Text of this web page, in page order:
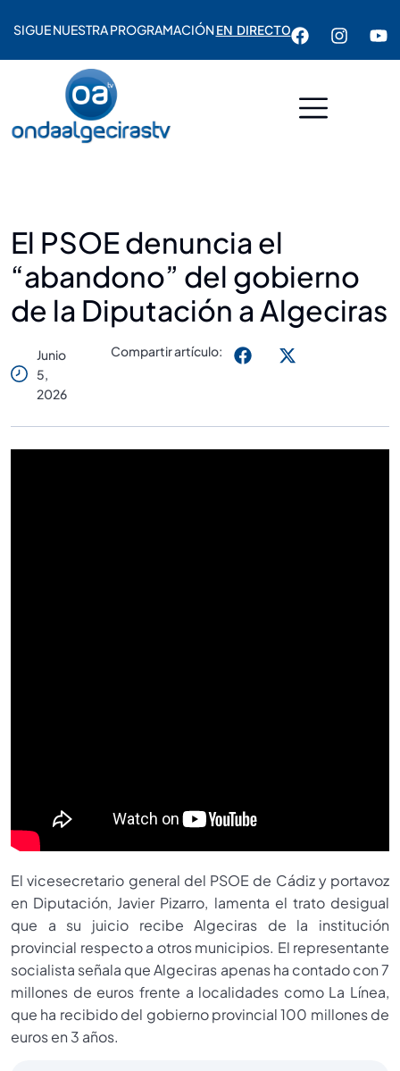
SIGUE NUESTRA PROGRAMACIÓNEN DIRECTO
El PSOE denuncia el
“abandono” del gobierno
de la Diputación a Algeciras
Junio
5,
2026
Compartir artículo:
El vicesecretario general del PSOE de Cádiz y portavoz
en Diputación, Javier Pizarro, lamenta el trato desigual
que a su juicio recibe Algeciras de la institución
provincial respecto a otros municipios. El representante
socialista señala que Algeciras apenas ha contado con 7
millones de euros frente a localidades como La Línea,
que ha recibido del gobierno provincial 100 millones de
euros en 3 años.